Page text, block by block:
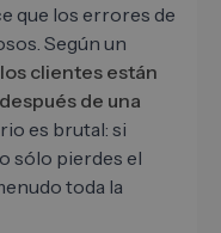
que los errores de
Según un
clientes están
de una
es brutal: si
sólo pierdes el
toda la